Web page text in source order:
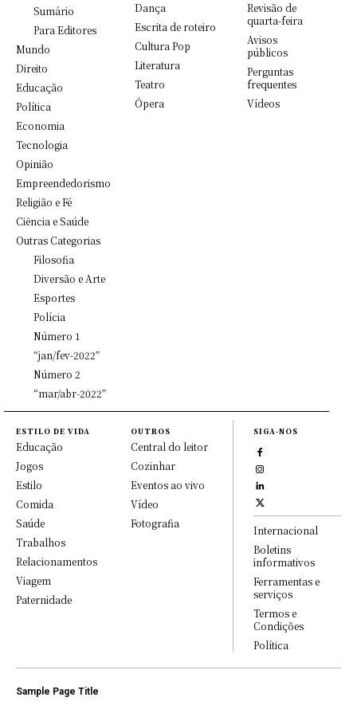
Sumário
Para Editores
Mundo
Direito
Educação
Política
Economia
Tecnologia
Opinião
Empreendedorismo
Religião e Fé
Ciência e Saúde
Outras Categorias
Filosofia
Diversão e Arte
Esportes
Polícia
Número 1
“jan/fev-2022”
Número 2
“mar/abr-2022”
Dança
Escrita de roteiro
Cultura Pop
Literatura
Teatro
Ópera
Revisão de
quarta-feira
Avisos
públicos
Perguntas
frequentes
Vídeos
ESTILO DE VIDA
Educação
Jogos
Estilo
Comida
Saúde
Trabalhos
Relacionamentos
Viagem
Paternidade
OUTROS
Central do leitor
Cozinhar
Eventos ao vivo
Vídeo
Fotografia
SIGA-NOS
Internacional
Boletins
informativos
Ferramentas e
serviços
Termos e
Condições
Política
Sample Page Title